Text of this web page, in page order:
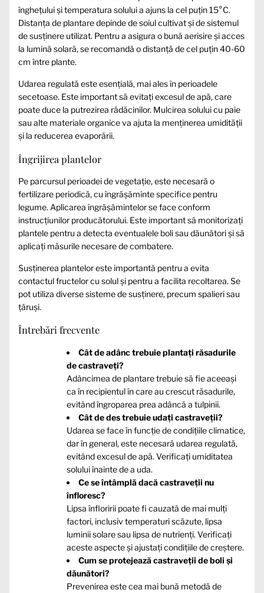
înghețului și temperatura solului a ajuns la cel puțin 15°C.
Distanța de plantare depinde de soiul cultivat și de sistemul
de susținere utilizat. Pentru a asigura o bună aerisire și acces
la lumină solară, se recomandă o distanță de cel puțin 40-60
cm între plante.
Udarea regulată este esențială, mai ales în perioadele
secetoase. Este important să evitați excesul de apă, care
poate duce la putrezirea rădăcinilor. Mulcirea solului cu paie
sau alte materiale organice va ajuta la menținerea umidității
și la reducerea evaporării.
Îngrijirea plantelor
Pe parcursul perioadei de vegetație, este necesară o
fertilizare periodică, cu îngrășăminte specifice pentru
legume. Aplicarea îngrășămintelor se face conform
instrucțiunilor producătorului. Este important să monitorizați
plantele pentru a detecta eventualele boli sau dăunători și să
aplicați măsurile necesare de combatere.
Susținerea plantelor este importantă pentru a evita
contactul fructelor cu solul și pentru a facilita recoltarea. Se
pot utiliza diverse sisteme de susținere, precum spalieri sau
țăruși.
Întrebări frecvente
Cât de adânc trebuie plantați răsadurile
de castraveți?
Adâncimea de plantare trebuie să fie aceeași
ca în recipientul în care au crescut răsadurile,
evitând îngroparea prea adâncă a tulpinii.
Cât de des trebuie udați castraveții?
Udarea se face în funcție de condițiile climatice,
dar în general, este necesară udarea regulată,
evitând excesul de apă. Verificați umiditatea
solului înainte de a uda.
Ce se întâmplă dacă castraveții nu
înfloresc?
Lipsa înfloririi poate fi cauzată de mai mulți
factori, inclusiv temperaturi scăzute, lipsa
luminii solare sau lipsa de nutrienți. Verificați
aceste aspecte și ajustați condițiile de creștere.
Cum se protejează castraveții de boli și
dăunători?
Prevenirea este cea mai bună metodă de